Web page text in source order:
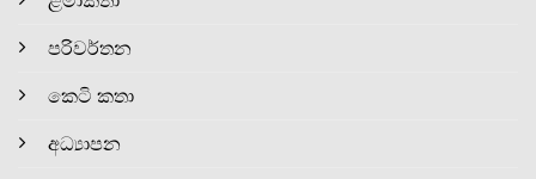
පරිවර්තන
කෙටි කතා
අධ්‍යාපන